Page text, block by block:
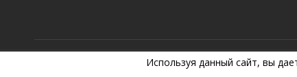
Используя данный сайт, вы
Комплектующие для ворот. +7 (925) 507-07-34, +7